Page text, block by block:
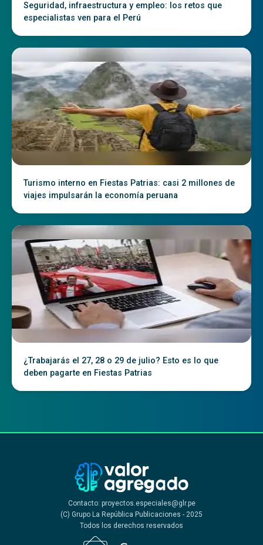
Seguridad, infraestructura y empleo: los retos que
especialistas ven para el Perú
Turismo interno en Fiestas Patrias: casi 2 millones de
viajes impulsarán la economía peruana
¿Trabajarás el 27, 28 o 29 de julio? Esto es lo que
deben pagarte en Fiestas Patrias
Contacto: proyectos.especiales@glr.pe
(C) Grupo La República Publicaciones - 2025
Todos los derechos reservados